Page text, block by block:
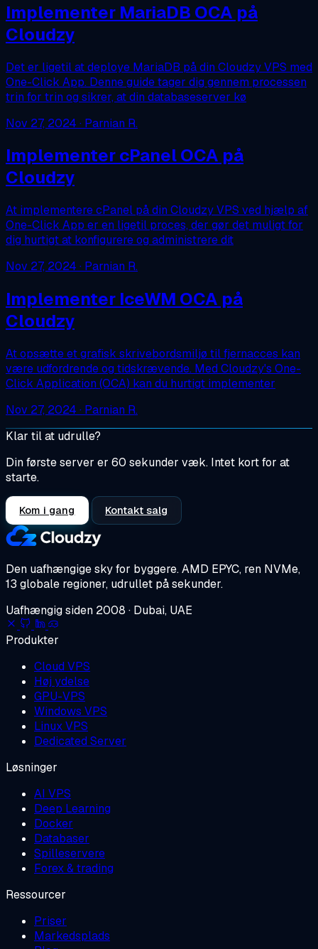
Implementer MariaDB OCA på
Cloudzy
Det er ligetil at deploye MariaDB på din Cloudzy VPS med
One-Click App. Denne guide tager dig gennem processen
trin for trin og sikrer, at din databaseserver kø
Nov 27, 2024 · Parnian R.
Implementer cPanel OCA på
Cloudzy
At implementere cPanel på din Cloudzy VPS ved hjælp af
One-Click App er en ligetil proces, der gør det muligt for
dig hurtigt at konfigurere og administrere dit
Nov 27, 2024 · Parnian R.
Implementer IceWM OCA på
Cloudzy
At opsætte et grafisk skrivebordsmiljø til fjernacces kan
være udfordrende og tidskrævende. Med Cloudzy's One-
Click Application (OCA) kan du hurtigt implementer
Nov 27, 2024 · Parnian R.
Klar til at udrulle?
Din første server er 60 sekunder væk. Intet kort for at
starte.
Kom i gang Kontakt salg
Den uafhængige sky for byggere.AMD EPYC, ren NVMe,
13 globale regioner, udrullet på sekunder.
Uafhængig siden 2008 · Dubai, UAE
Produkter
Cloud VPS
Høj ydelse
GPU-VPS
Windows VPS
Linux VPS
Dedicated Server
Løsninger
AI VPS
Deep Learning
Docker
Databaser
Spilleservere
Forex & trading
Ressourcer
Priser
Markedsplads